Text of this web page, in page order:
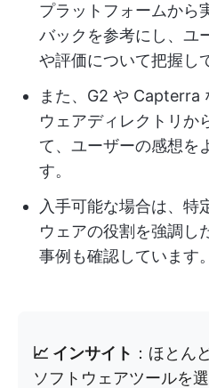
プラットフォームから
バックを参考にし、ユ
や評価について把握し
また、G2 や Capterra
ウェアディレクトリか
て、ユーザーの感想を
す。
入手可能な場合は、特
ウェアの役割を強調し
事例も確認しています。
📈 インサイト ：ほとん
ソフトウェアツールを